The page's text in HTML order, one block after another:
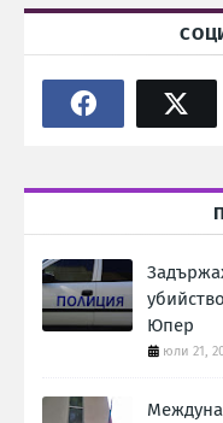
Юпер
юли 21,